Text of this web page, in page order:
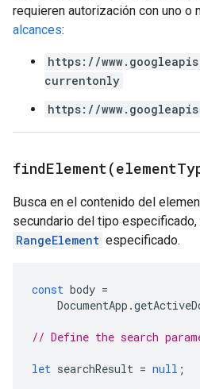
requieren autorización con uno o
alcances:
https://
currentonly
https://
findElement(element
Busca en el contenido del
secundario del tipo
RangeElement especificado.
const body =
DocumentApp .
// Define the search
let searchResult = null ;